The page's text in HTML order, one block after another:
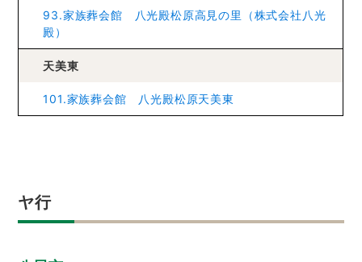
93.家族葬会館 八光殿松原高見の里（株式会社八光
殿）
天美東
101.家族葬会館 八光殿松原天美東
ヤ行